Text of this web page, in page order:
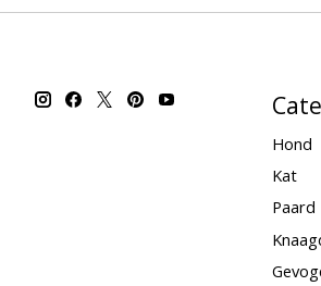
Hond
Kat
Paard